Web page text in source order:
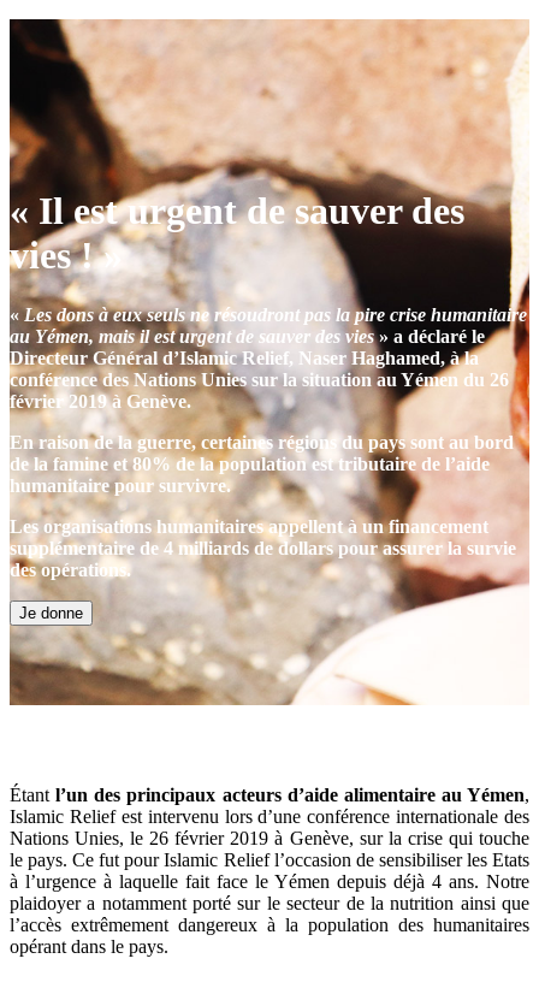
« Il est urgent de sauver des
vies ! »
«Les dons à eux seuls ne résoudront pas la pire crise humanitaire
au Yémen, mais il est urgent de sauver des vies» a déclaré le
Directeur Général d’Islamic Relief, Naser Haghamed, à la
conférence des Nations Unies sur la situation au Yémen du 26
février 2019 à Genève.
En raison de la guerre, certaines régions du pays sont au bord
de la famine et 80% de la population est tributaire de l’aide
humanitaire pour survivre.
Les organisations humanitaires appellent à un financement
supplémentaire de 4 milliards de dollars pour assurer la survie
des opérations.
Étantl’un des principaux acteurs d’aide alimentaire au Yémen,
Islamic Relief est intervenu lors d’une conférence internationale des
Nations Unies, le 26 février 2019 à Genève, sur la crise qui touche
le pays. Ce fut pour Islamic Relief l’occasion de sensibiliser les Etats
à l’urgence à laquelle fait face le Yémen depuis déjà 4 ans. Notre
plaidoyer a notamment porté sur le secteur de la nutrition ainsi que
l’accès extrêmement dangereux à la population des humanitaires
opérant dans le pays.